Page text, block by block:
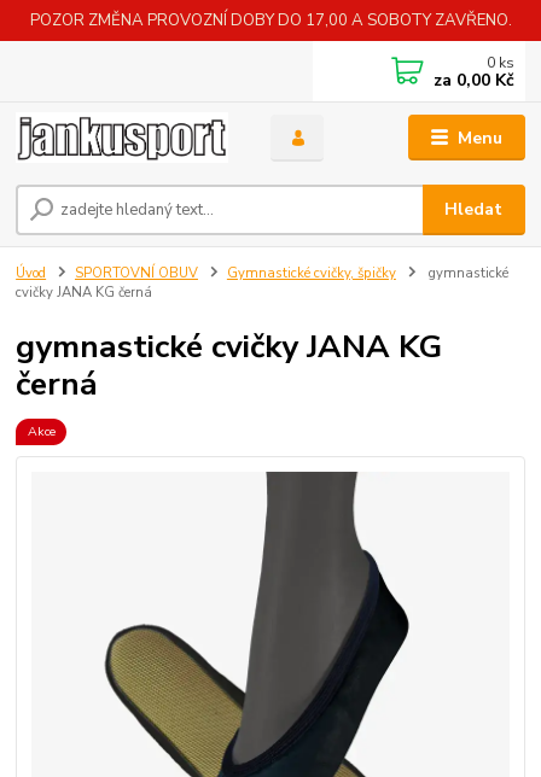
POZOR ZMĚNA PROVOZNÍ DOBY DO 17,00 A SOBOTY ZAVŘENO.
Menu
Hledat
0 ks
za 0,00 Kč
Úvod SPORTOVNÍ OBUV Gymnastické cvičky, špičky
gymnastické
cvičky JANA KG černá
gymnastické cvičky JANA KG
černá
Akce